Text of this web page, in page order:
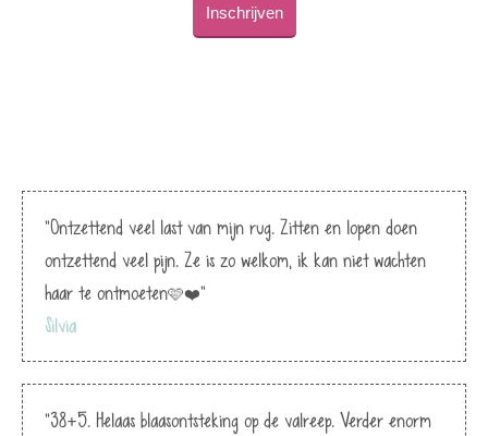
Inschrijven
"Ontzettend veel last van mijn rug. Zitten en lopen doen
ontzettend veel pijn. Ze is zo welkom, ik kan niet wachten
haar te ontmoeten🩷❤️"
Silvia
"38+5. Helaas blaasontsteking op de valreep. Verder enorm